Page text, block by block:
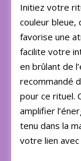
Initiez votre
couleur bleue,
favorise une
facilite votre
en brûlant de
recommandé
pour ce rituel.
amplifier
tenu dans la
votre lien avec